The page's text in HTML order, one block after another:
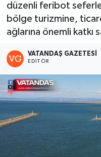
düzenli feribot
bölge turizmine,
ağlarına önemli katkı
VATANDAŞ GAZETESI
EDITÖR